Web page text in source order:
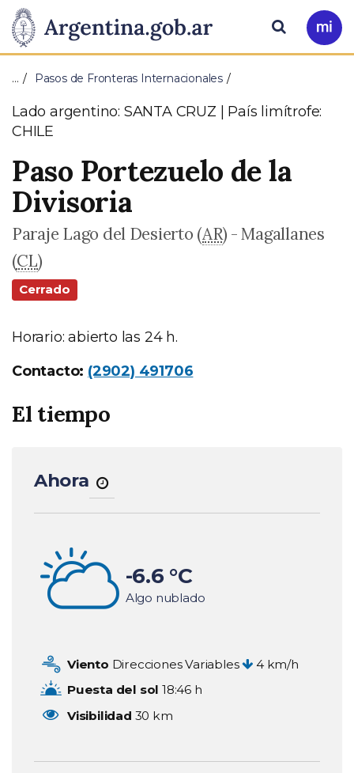
Presidencia
de
la
Nación
Pasar al contenido principal
Ir
a
Buscar
… Pasos de Fronteras Internacionales
Lado argentino: SANTA CRUZ
País limítrofe:
CHILE
Paso Portezuelo de la
Divisoria
Paraje Lago del Desierto (AR) - Magallanes
(CL)
Cerrado
Horario: abierto las 24 h.
Contacto: (2902) 491706
El tiempo
Ahora
Temperatura
-6.6 °C
Condición
Algo nublado
Viento Direcciones Variables
4 km/h
Puesta del sol18:46 h
Visibilidad 30 km